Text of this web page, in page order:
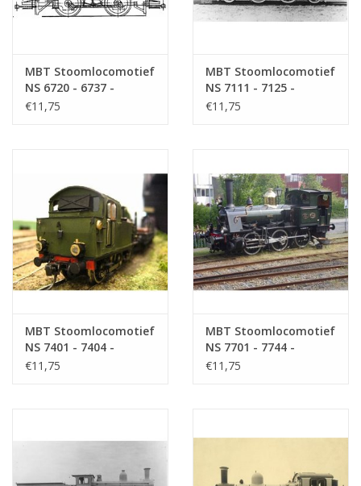
MBT Stoomlocomotief
NS 6720 - 6737 -
Bouwtekening Schaal 1
€11,75
MBT Stoomlocomotief
NS 7111 - 7125 -
Bouwtekening Schaal 1
€11,75
MBT Stoomlocomotief
NS 7401 - 7404 -
Bouwtekening Schaal 1
€11,75
MBT Stoomlocomotief
NS 7701 - 7744 -
Bouwtekening Schaal 1
€11,75